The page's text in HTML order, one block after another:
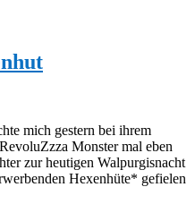
mich gestern bei ihrem
Monster mal eben
zur heutigen Walpurgisnacht
Hexenhüte* gefielen